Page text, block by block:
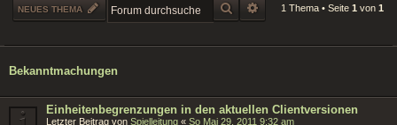
NEUES THEMA SUCHE ERWEITERTE SUCHE
1 Thema • Seite 1 von 1
Bekanntmachungen
Einheitenbegrenzungen in den aktuellen Clientversionen
Letzter Beitrag von Spielleitung « So Mai 29, 2011 9:32 am